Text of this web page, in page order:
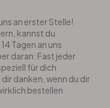
an erster Stelle!
kannst du
Tagen an uns
daran: Fast jeder
für dich
danken, wenn du dir
bestellen